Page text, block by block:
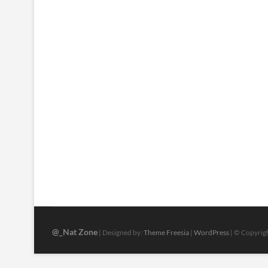
@_Nat Zone | Designed by: Theme Freesia | WordPress | ©